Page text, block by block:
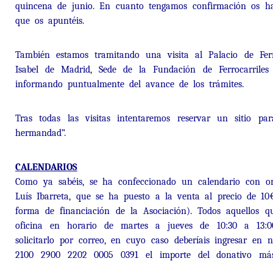
quincena de junio. En cuanto tengamos confirmación os
que os apuntéis.
También estamos tramitando una visita al Palacio de
Isabel de Madrid, Sede de la Fundación de Ferrocarriles
informando puntualmente del avance de los trámites.
Tras todas las visitas intentaremos reservar un sitio
hermandad”.
CALENDARIOS
Como ya sabéis, se ha confeccionado un calendario con
Luís Ibarreta, que se ha puesto a la venta al precio de
forma de financiación de la Asociación). Todos aquellos
oficina en horario de martes a jueves de 10:30 a
solicitarlo por correo, en cuyo caso deberíais ingresar en
2100 2900 2202 0005 0391 el importe del donativo